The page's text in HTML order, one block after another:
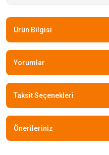
Ürün Bilgisi
Yorumlar
Taksit Seçenekleri
Önerileriniz